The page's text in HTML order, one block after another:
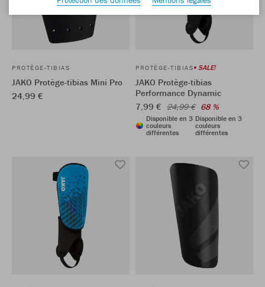
PROTÈGE-TIBIAS
JAKO Protège-tibias Mini Pro
24,99 €
PROTÈGE-TIBIAS SALE!
JAKO Protège-tibias
Performance Dynamic
7,99 € 24,99 € 68 %
Disponible en 3
couleurs
différentes
Disponible en 3
couleurs
différentes